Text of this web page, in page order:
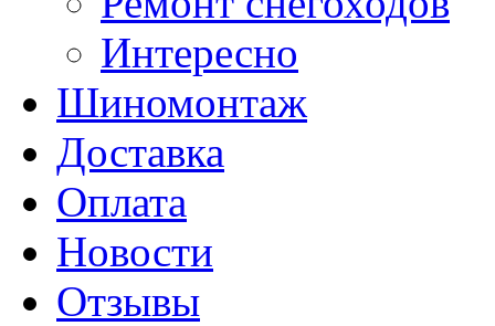
Интересно
Шиномонтаж
Доставка
Оплата
Новости
Отзывы